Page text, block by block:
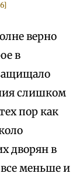
верно
в
слишком
пор как
дворян в
меньше и